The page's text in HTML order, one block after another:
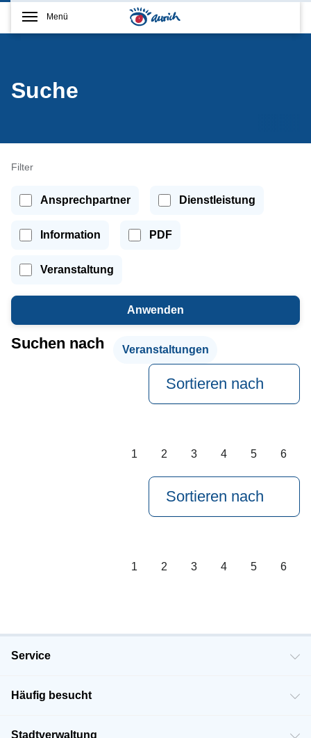
Menü
Suche
Filter
Ansprechpartner Dienstleistung
Information PDF
Veranstaltung
Anwenden
Suchen nach Veranstaltungen
Sortieren nach
1 2 3 4 5 6
Sortieren nach
1 2 3 4 5 6
Service
Häufig besucht
Stadtverwaltung